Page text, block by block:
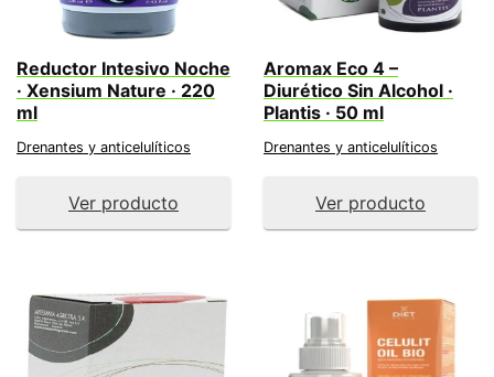
Reductor Intesivo Noche
· Xensium Nature · 220
ml
Drenantes y anticelulíticos
Ver producto
Aromax Eco 4 –
Diurético Sin Alcohol ·
Plantis · 50 ml
Drenantes y anticelulíticos
Ver producto